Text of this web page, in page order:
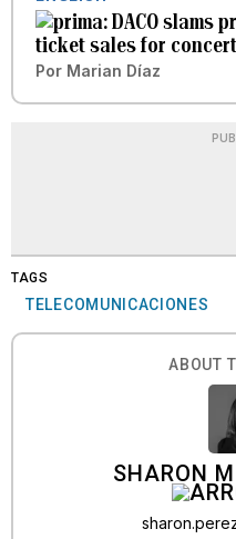
DACO slams
ticket sales for
Por Marian Díaz
TAGS
TELECOMUNICACIONES
ABOUT
SHARON